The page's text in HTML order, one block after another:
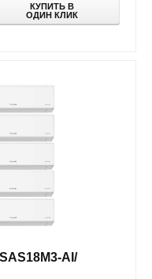
КУПИТЬ В
ОДИН КЛИК
AI/